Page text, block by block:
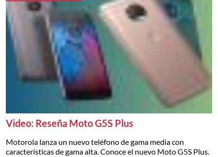
Video: Reseña Moto G5S Plus
Motorola lanza un nuevo teléfono de gama media con
características de gama alta. Conoce el nuevo Moto G5S Plus.